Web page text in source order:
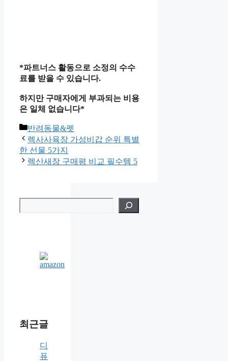
*파트너스 활동으로 소정의 수수
료를 받을 수 있습니다.
하지만 구매자에게 부과되는 비용
은 일체 없습니다*
카
테
고
리
반려동물&펫
렉사사육장 가성비갑 순위 특별
한 선물 5가지
렉산새장 구매평 비교 필수템 5
색
최근글
디
퓨